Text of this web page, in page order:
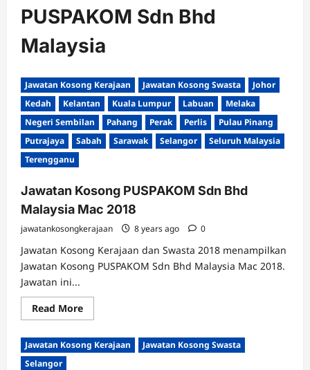
PUSPAKOM Sdn Bhd
Malaysia
Jawatan Kosong Kerajaan Jawatan Kosong Swasta
Johor
Kedah
Kelantan Kuala Lumpur Labuan
Melaka
Negeri Sembilan
Pahang Perak Perlis
Pulau Pinang
Putrajaya
Sabah Sarawak Selangor
Seluruh Malaysia
Terengganu
Jawatan Kosong PUSPAKOM Sdn Bhd
Malaysia Mac 2018
jawatankosongkerajaan 8 years ago 0
Jawatan Kosong Kerajaan dan Swasta 2018 menampilkan
Jawatan Kosong PUSPAKOM Sdn Bhd Malaysia Mac 2018.
Jawatan ini...
Read MoreRead
more
Jawatan
Kosong
PUSPAKOM
Jawatan Kosong Kerajaan
Jawatan Kosong Swasta
Selangor